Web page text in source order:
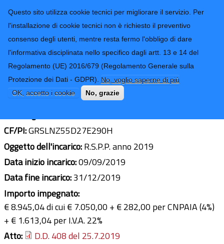
Questo sito utilizza cookie tecnici per migliorare il servizio. Per
l'installazione di cookie tecnici non è richiesto il preventivo
consenso degli utenti, mentre resta fermo l'obbligo di dare
l'informativa disciplinata nello specifico dagli artt. 13 e 14 del
Regolamento (UE) 2016/679 (Regolamento Generale sulla
Protezione dei Dati - GDPR). No, voglio saperne di più
OK, accetto i cookie
No, grazie
Provincia di
Imperia
CONTATTI-URP
TRASPARENZA
Form di ricerca
ING. LORENZO GRASSANO
Ultimo aggiornamento: 19/01/2022 - 15:39
CF/PI:GRSLNZ55D27E290H
Oggetto dell'incarico:R.S.P.P. anno 2019
Data inizio incarico:09/09/2019
Data fine incarico:31/12/2019
Importo impegnato:
€ 8.945,04 di cui € 7.050,00 + € 282,00 per CNPAIA (4%)
+ € 1.613,04 per I.V.A. 22%
Atto:
D.D. 408 del 25.7.2019